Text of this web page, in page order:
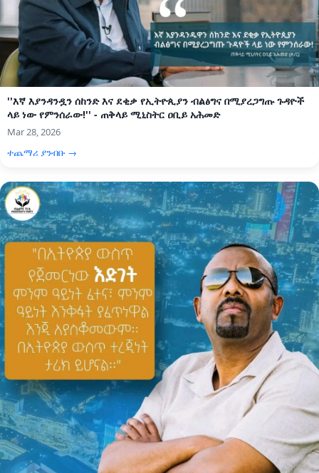
''እኛ እያንዳንዷን ሰከንድ እና ደቂቃ የኢትዮጲያን ብልፅግና በሚያረጋግጡ ጉዳዮች
ላይ ነው የምንሰራው!'' - ጠቅላይ ሚኒስትር ዐቢይ አሕመድ
Mar 28, 2026
ተጨማሪ ያንብቡ →